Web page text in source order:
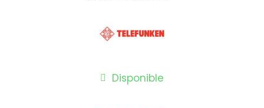
Disponible